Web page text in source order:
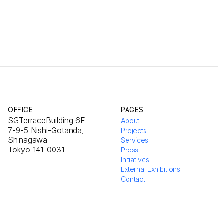
OFFICE
SGTerraceBuilding 6F
7-9-5 Nishi-Gotanda,
Shinagawa
Tokyo 141-0031
PAGES
About
Projects
Services
Press
Initiatives
External Exhibitions
Contact